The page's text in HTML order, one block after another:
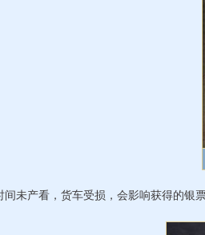
未产看，货车受损，会影响获得的银